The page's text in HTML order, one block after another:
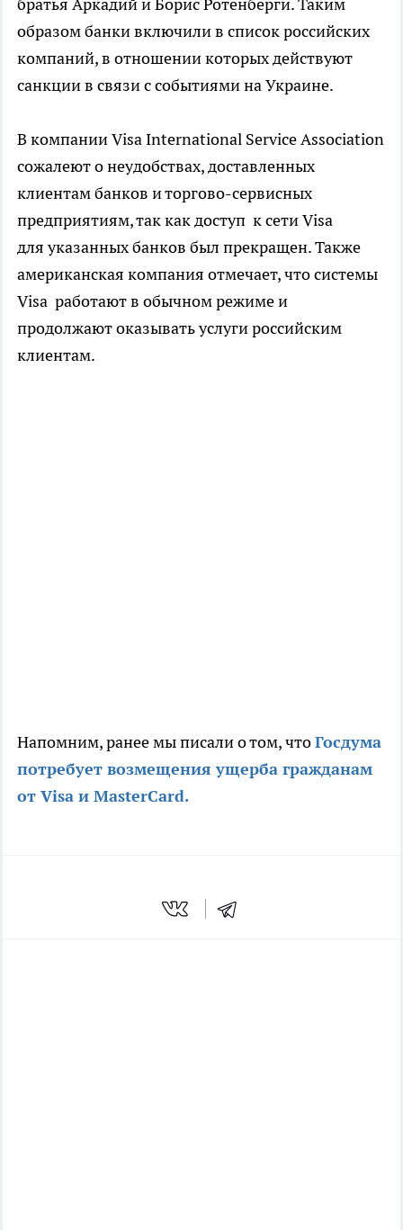
братья Аркадий и Борис Ротенберги. Таким
образом банки включили в список российских
компаний, в отношении которых действуют
санкции в связи с событиями на Украине.
В компании Visa International Service Association
сожалеют о неудобствах, доставленных
клиентам банков и торгово-сервисных
предприятиям, так как доступ к сети Visa
для указанных банков был прекращен. Также
американская компания отмечает, что системы
Visa работают в обычном режиме и
продолжают оказывать услуги российским
клиентам.
Напомним, ранее мы писали о том, чтоГосдума
потребует возмещения ущерба гражданам
от Visa и MasterCard.